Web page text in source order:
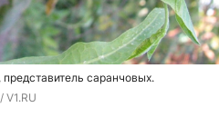
саранчовых.
V1.RU